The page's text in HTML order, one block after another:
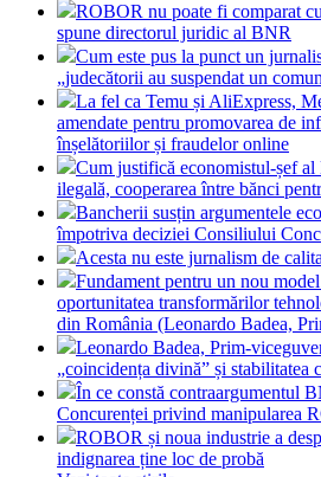
ROBOR nu poate fi comparat
spune directorul juridic al BNR
Cum este pus la punct un
„judecătorii au suspendat un
La fel ca Temu și AliExpress,
amendate pentru promovarea de
înșelătoriilor și fraudelor online
Cum justifică economistul-șef al
ilegală, cooperarea între bănci
Bancherii susțin argumentele
împotriva deciziei Consiliului
Acesta nu este jurnalism de
Fundament pentru un nou
oportunitatea transformărilor
din România (Leonardo Badea,
Leonardo Badea, Prim-
„coincidența divină” și stabilitatea
În ce constă contraargumentul
Concurenței privind manipularea
ROBOR și noua industrie a
indignarea ține loc de probă